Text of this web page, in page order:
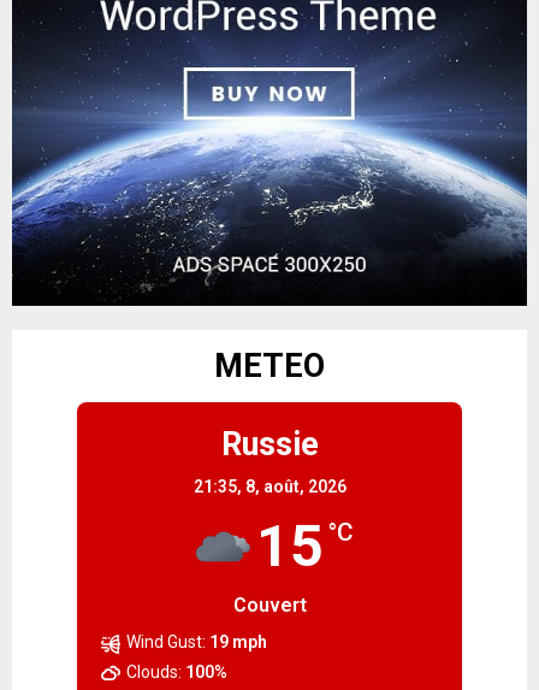
METEO
Russie
21:35, 8, août, 2026
15 °C
Couvert
Wind Gust: 19 mph
Clouds: 100%